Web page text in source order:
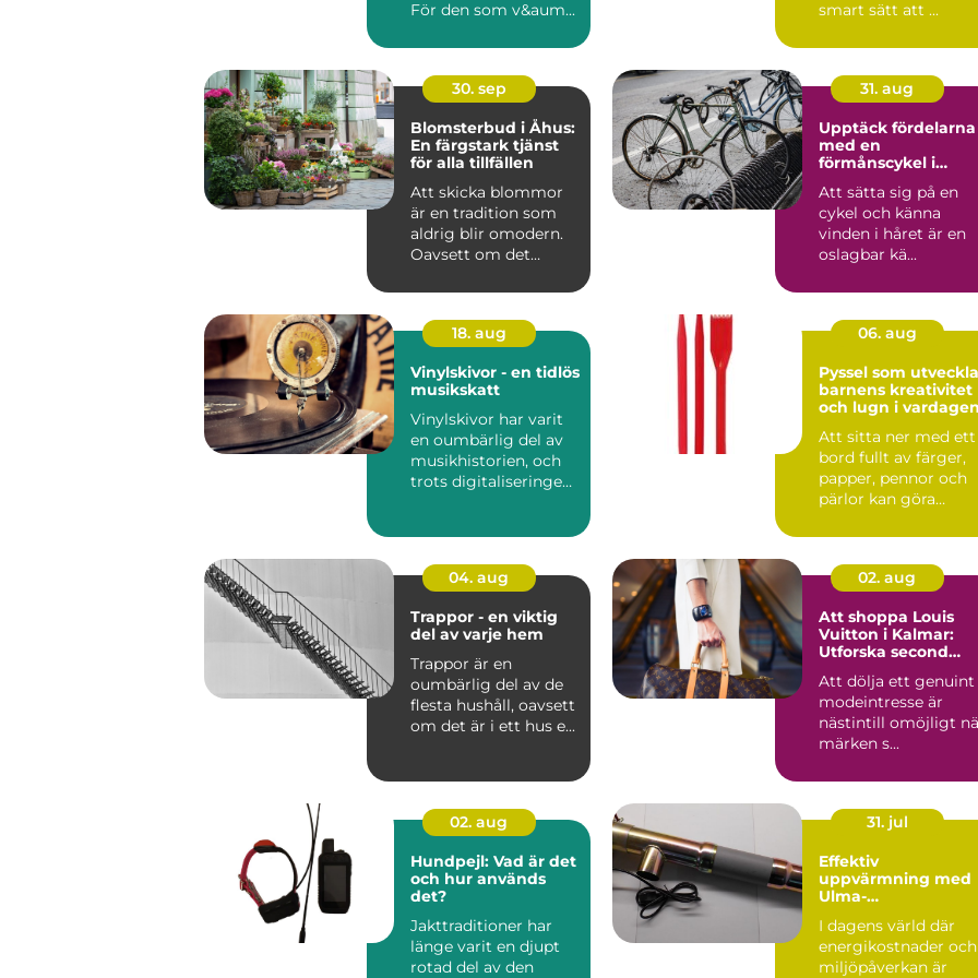
För den som v&aum... smart sätt att ...
30. sep
Blomsterbud i Åhus:
En färgstark tjänst
för alla tillfällen
Att skicka blommor
är en tradition som
aldrig blir omodern.
Oavsett om det
31. aug
Upptäck fördelarna
med en
förmånscykel i
Att sätta sig på en
cykel och känna
vinden i håret är en
oslagbar kä...
18. aug
Vinylskivor - en tidlös
musikskatt
Vinylskivor har varit
en oumbärlig del av
musikhistorien, och
trots digitaliseringens
06. aug
Pyssel som
barnens kreativitet
och lugn i
Att sitta ner med ett
bord fullt av färger,
papper, pennor och
pärlor kan göra
ba...
04. aug
Trappor - en viktig
del av varje hem
Trappor är en
oumbärlig del av de
flesta hushåll, oavsett
om det är i ett hus e...
02. aug
Att shoppa Louis
Vuitton i Kalmar:
Utforska second
Att dölja ett genuint
modeintresse är
nästintill omöjligt
märken s...
02. aug
Hundpejl: Vad är det
och hur används
det?
Jakttraditioner har
länge varit en djupt
rotad del av den
31. jul
Effektiv
uppvärmning med
Ulma-
I dagens värld där
energikostnader och
miljöpåverkan är